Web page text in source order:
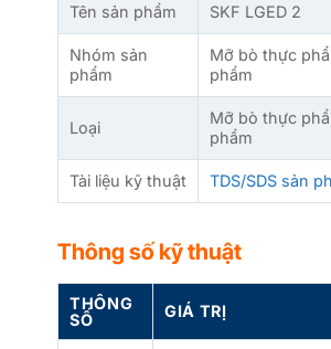
Tên sản phẩm SKF LGED 2
Nhóm sản
phẩm
Mỡ bò thực
phẩm
Loại
Mỡ bò thực
phẩm
Tài liệu kỹ thuật TDS/SDS sản
Thông số kỹ thuật
THÔNG
SỐ
GIÁ TRỊ